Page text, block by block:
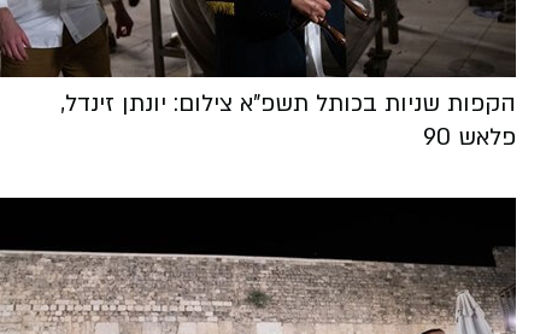
הקפות שניות בכותל תשפ"א צילום: יונתן זינדל,
פלאש 90